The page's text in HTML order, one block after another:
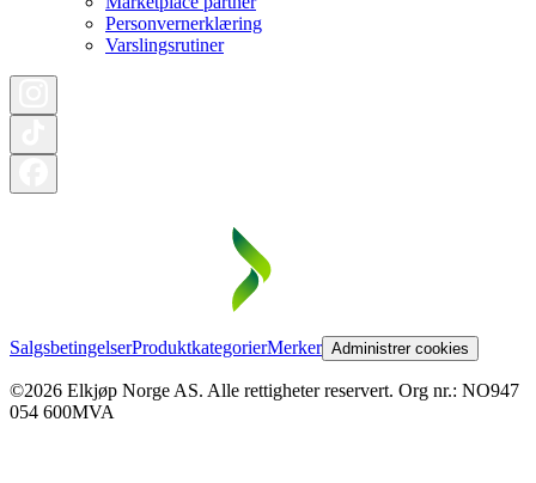
Personvernerklæring
Varslingsrutiner
SalgsbetingelserProduktkategorierMerker Administrer cookies
©2026 Elkjøp Norge AS. Alle rettigheter reservert. Org nr.: NO947
054 600MVA